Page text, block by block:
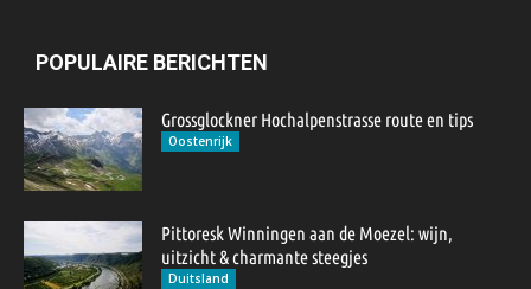
POPULAIRE BERICHTEN
Grossglockner Hochalpenstrasse route en tips
Oostenrijk
Pittoresk Winningen aan de Moezel: wijn,
uitzicht & charmante steegjes
Duitsland